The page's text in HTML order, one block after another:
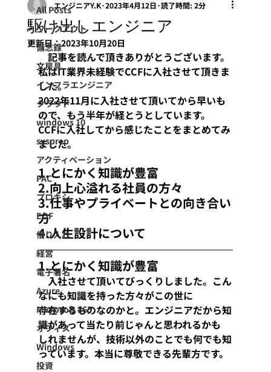
All Posts
ワークアウト
備忘録
文房具
インフラエンジニア
クラウド
windows 10
sysprep
アクティベーション
PAC
プロキシ
EOF
借り入れ
経営
電子署名
Azure
Microsoft 365
オフィス
Windows
投資
駆け出しエンジニア
エンジニアY.K 2023年4月12日 読了時間: 2分
更新日：2023年10月20日
記事を読んで頂きありがとうございます。
私はIT業界未経験でCCFに入社させて頂きま
した。
2022年11月に入社させて頂いてから早いも
ので、もう半年が経とうとしています。
CCFに入社してから感じたことをまとめてみ
ました。
1.とにかく知識が豊富
2.向上心溢れる社員の方々
3.仕事やプライベートとの向き合い
方
4.人生設計について
1.とにかく知識が豊富
入社させて頂いてびっくりしました。こん
なにも知識を持った方々がこの世に
存在するものなのかと。エンジニアだから知
識があって当たり前じゃんと思われるかも
しれませんが、技術以外のことでも何でも知
っています。本当に尊敬できる先輩方です。